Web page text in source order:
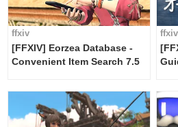
ffxiv
[FFXIV] Eorzea Database -
Convenient Item Search 7.5
ffxiv